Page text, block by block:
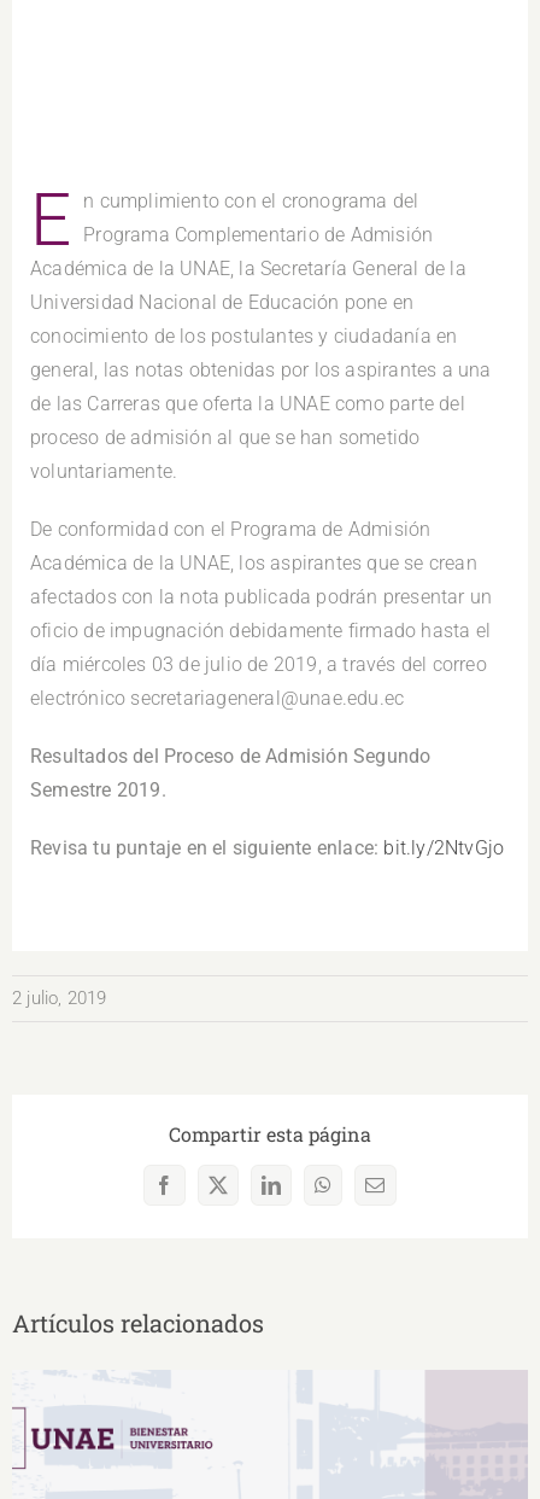
E
n cumplimiento con el cronograma del
Programa Complementario de Admisión
Académica de la UNAE, la Secretaría General de la
Universidad Nacional de Educación pone en
conocimiento de los postulantes y ciudadanía en
general, las notas obtenidas por los aspirantes a una
de las Carreras que oferta la UNAE como parte del
proceso de admisión al que se han sometido
voluntariamente.
De conformidad con el Programa de Admisión
Académica de la UNAE, los aspirantes que se crean
afectados con la nota publicada podrán presentar un
oficio de impugnación debidamente firmado hasta el
día miércoles 03 de julio de 2019, a través del correo
electrónico secretariageneral@unae.edu.ec
Resultados del Proceso de Admisión Segundo
Semestre 2019.
Revisa tu puntaje en el siguiente enlace: bit.ly/2NtvGjo
2 julio, 2019
Compartir esta página
Facebook
X LinkedInWhatsAppCorreo
Artículos relacionados